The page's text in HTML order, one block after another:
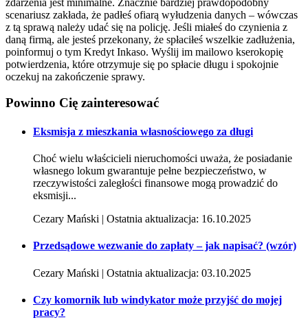
scenariusz zakłada, że padłeś ofiarą wyłudzenia danych – wówczas
z tą sprawą należy udać się na policję. Jeśli miałeś do czynienia z
daną firmą, ale jesteś przekonany, że spłaciłeś wszelkie zadłużenia,
poinformuj o tym Kredyt Inkaso. Wyślij im mailowo kserokopię
potwierdzenia, które otrzymuje się po spłacie długu i spokojnie
oczekuj na zakończenie sprawy.
Powinno Cię zainteresować
Eksmisja z mieszkania własnościowego za długi
Choć wielu właścicieli nieruchomości uważa, że posiadanie
własnego lokum gwarantuje pełne bezpieczeństwo, w
rzeczywistości zaległości finansowe mogą prowadzić do
eksmisji...
Cezary Mański | Ostatnia aktualizacja: 16.10.2025
Przedsądowe wezwanie do zapłaty – jak napisać? (wzór)
Cezary Mański | Ostatnia aktualizacja: 03.10.2025
Czy komornik lub windykator może przyjść do mojej
pracy?